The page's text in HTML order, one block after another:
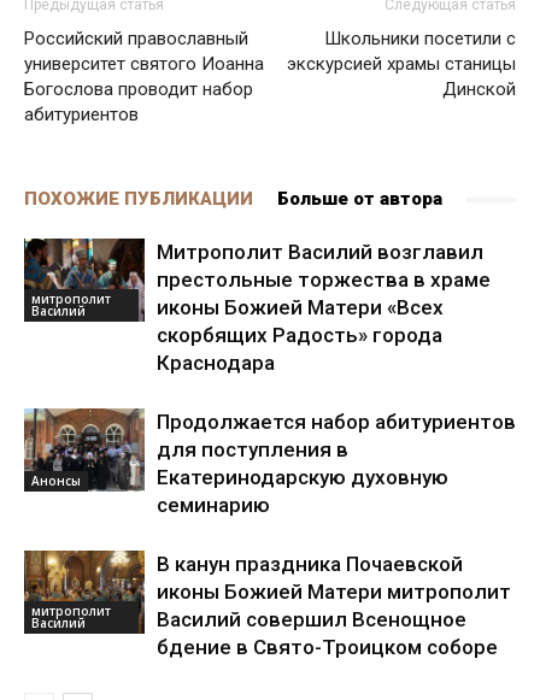
Предыдущая статья
Российский православный
университет святого Иоанна
Богослова проводит набор
абитуриентов
Следующая статья
Школьники посетили с
экскурсией храмы станицы
Динской
ПОХОЖИЕ ПУБЛИКАЦИИ Больше от автора
митрополит
Василий
Митрополит Василий возглавил
престольные торжества в храме
иконы Божией Матери «Всех
скорбящих Радость» города
Краснодара
Анонсы
Продолжается набор абитуриентов
для поступления в
Екатеринодарскую духовную
семинарию
митрополит
Василий
В канун праздника Почаевской
иконы Божией Матери митрополит
Василий совершил Всенощное
бдение в Свято-Троицком соборе